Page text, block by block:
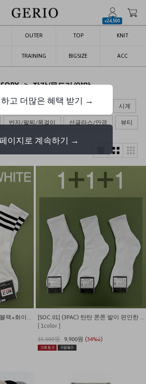
+24,500
OUTER TOP KNIT
TRAINING BIGSIZE ACC
> 장갑/목도리/양말
장갑/목도리/양말 벨트/지갑/키링 시계
반지/팔찌/목걸이 선글라스/안경 뷰티
[SOC.02] (2PAC) 라인포인트 블랙+화이트 사계절 데일리 양말
[SOC.01] (3PAC) 탄탄 쫀쫀 발이 편안한 쿠셔닝 사계절 데일리양말
[ 1color ]
15,000원
9,900원 (34%↓)
고 더많은 혜택 받기 →
이지로 계속하기 →